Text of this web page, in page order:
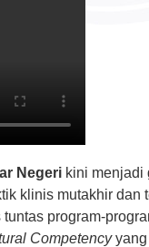
Negeri kini menjadi
klinis mutakhir dan
program-
Competencyyang